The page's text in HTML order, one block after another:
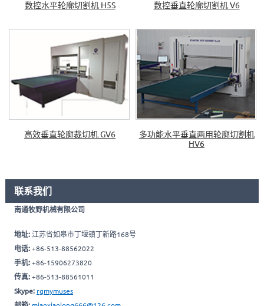
数控水平轮廓切割机 H5S 数控垂直轮廓切割机 V6
高效垂直轮廓裁切机 GV6
多功能水平垂直两用轮廓切割机
HV6
联系我们
南通牧野机械有限公司
地址:江苏省如皋市丁堰镇丁新路168号
电话: +86-513-88562022
手机:+86-15906273820
传真:+86-513-88561011
Skype: rgmymuses